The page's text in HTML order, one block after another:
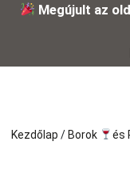
Kilépés Megújult az
Kezdőlap /Borok és